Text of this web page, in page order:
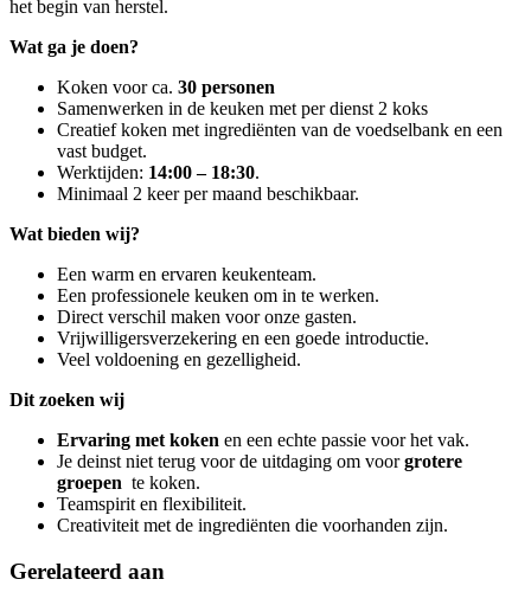
het begin van herstel.
Wat ga je doen?
Koken voor ca. 30 personen
Samenwerken in de keuken met per dienst 2 koks
Creatief koken met ingrediënten van de voedselbank en een
vast budget.
Werktijden: 14:00 – 18:30.
Minimaal 2 keer per maand beschikbaar.
Wat bieden wij?
Een warm en ervaren keukenteam.
Een professionele keuken om in te werken.
Direct verschil maken voor onze gasten.
Vrijwilligersverzekering en een goede introductie.
Veel voldoening en gezelligheid.
Dit zoeken wij
Ervaring met koken en een echte passie voor het vak.
Je deinst niet terug voor de uitdaging om voorgrotere
groepen te koken.
Teamspirit en flexibiliteit.
Creativiteit met de ingrediënten die voorhanden zijn.
Gerelateerd aan